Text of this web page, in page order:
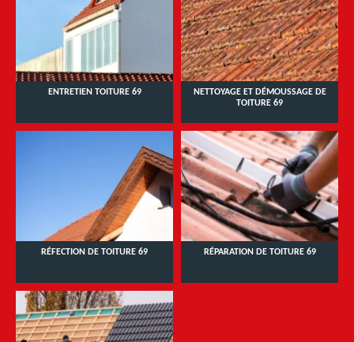
ENTRETIEN TOITURE 69
NETTOYAGE ET DÉMOUSSAGE DE
TOITURE 69
RÉFECTION DE TOITURE 69 RÉPARATION DE TOITURE 69